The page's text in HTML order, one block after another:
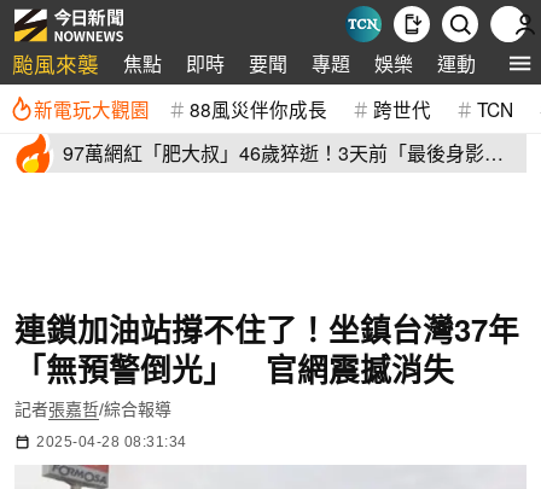
颱風來襲 焦點 即時 要聞 專題 娛樂 運動 全球
新電玩大觀園 88風災伴你成長 跨世代 TCN
97萬網紅「肥大叔」46歲猝逝！3天前「最後身影」
連鎖加油站撐不住了！坐鎮台灣37年
「無預警倒光」 官網震撼消失
記者張嘉哲/綜合報導
2025-04-28 08:31:34